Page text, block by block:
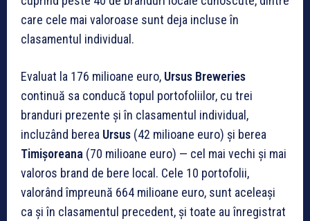
care cele mai valoroase sunt deja incluse în
clasamentul individual.
Evaluat la 176 milioane euro, Ursus Breweries
continuă sa conducă topul portofoliilor, cu trei
branduri prezente și în clasamentul individual,
incluzând berea Ursus (42 milioane euro) și berea
Timișoreana (70 milioane euro) — cel mai vechi și mai
valoros brand de bere local. Cele 10 portofolii,
valorând împreună 664 milioane euro, sunt aceleași
ca și în clasamentul precedent, și toate au înregistrat